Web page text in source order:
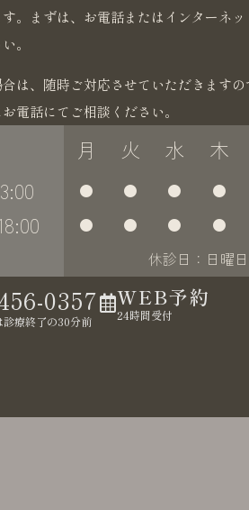
。まずは、お電話またはインターネ
。
は、随時ご対応させていただきます
電話にてご相談ください。
月 火 水 木
● ● ● ●
● ● ● ●
休診日：日曜
0357
診療終了の30分前
WEB予約
24時間受付